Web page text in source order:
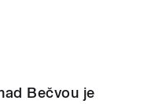
Bečvou je